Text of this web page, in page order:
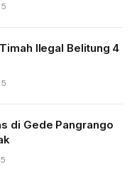
Ilegal Belitung 4
di Gede Pangrango